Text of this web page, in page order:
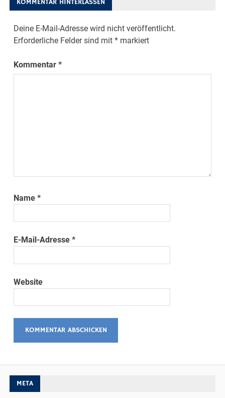
Deine E-Mail-Adresse wird nicht veröffentlicht.
Erforderliche Felder sind mit* markiert
Kommentar*
Name*
E-Mail-Adresse*
Website
META